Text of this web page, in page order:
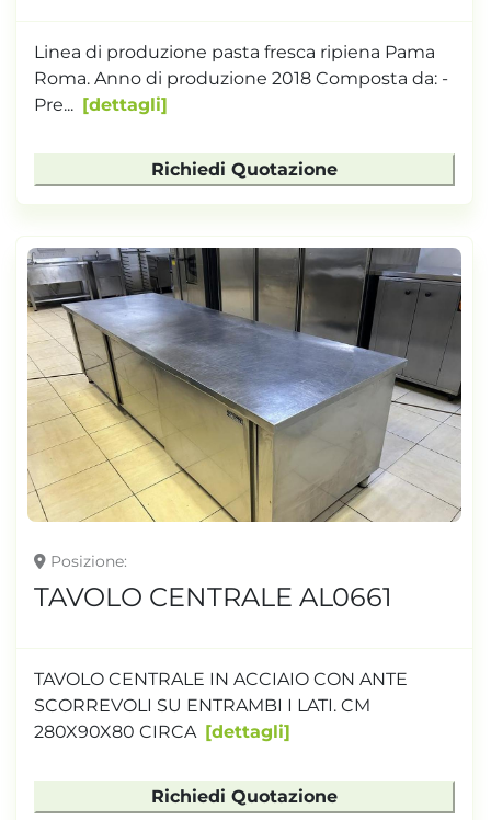
Linea di produzione pasta fresca ripiena Pama
Roma. Anno di produzione 2018 Composta da: -
Pre...
dettagli
Richiedi Quotazione
Posizione
TAVOLO CENTRALE AL0661
TAVOLO CENTRALE IN ACCIAIO CON ANTE
SCORREVOLI SU ENTRAMBI I LATI. CM
280X90X80 CIRCA
dettagli
Richiedi Quotazione